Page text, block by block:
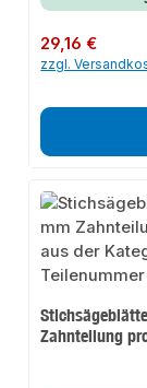
Regulärer Preis:
29,16 €
zzgl.
Zahnteilung